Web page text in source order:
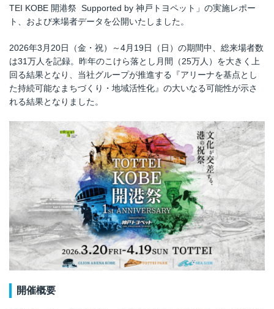
TEI KOBE 開港祭 Supported by 神戸トヨペット」の実施レポー
ト、および来場者データを公開いたしました。
2026年3月20日（金・祝）～4月19日（日）の期間中、総来場者数
は31万人を記録。昨年のこけら落とし月間（25万人）を大きく上
回る結果となり、当社グループが推進する『アリーナを基点とし
た持続可能なまちづくり・地域活性化』の大いなる可能性が示さ
れる結果となりました。
開催概要